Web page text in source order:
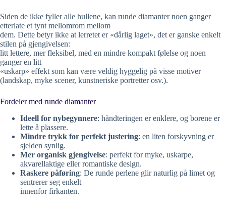
Siden de ikke fyller alle hullene, kan runde diamanter noen ganger
etterlate et tynt mellomrom mellom
dem. Dette betyr ikke at lerretet er «dårlig laget», det er ganske enkelt
stilen på gjengivelsen:
litt lettere, mer fleksibel, med en mindre kompakt følelse og noen
ganger en litt
«uskarp» effekt som kan være veldig hyggelig på visse motiver
(landskap, myke scener, kunstneriske portretter osv.).
Fordeler med runde diamanter
Ideell for nybegynnere: håndteringen er enklere, og borene er
lette å plassere.
Mindre trykk for perfekt justering: en liten forskyvning er
sjelden synlig.
Mer organisk gjengivelse: perfekt for myke, uskarpe,
akvarellaktige eller romantiske design.
Raskere påføring: De runde perlene glir naturlig på limet og
sentrerer seg enkelt
innenfor firkanten.